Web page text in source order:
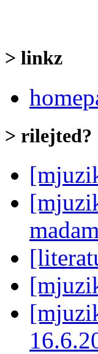
> linkz
> rilejted?